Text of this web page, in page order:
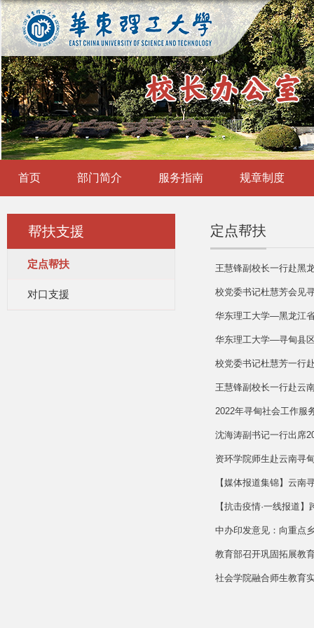
首页 部门简介 服务指南 规章制度
帮扶支援
定点帮扶
对口支援
定点帮扶
王慧锋副校长一行赴黑
校党委书记杜慧芳会见
华东理工大学—黑龙江
华东理工大学—寻甸县
校党委书记杜慧芳一行
王慧锋副校长一行赴云
2022年寻甸社会工作服
沈海涛副书记一行出席
资环学院师生赴云南寻
【媒体报道集锦】云南
【抗击疫情·一线报道
中办印发意见：向重点
教育部召开巩固拓展教
社会学院融合师生教育